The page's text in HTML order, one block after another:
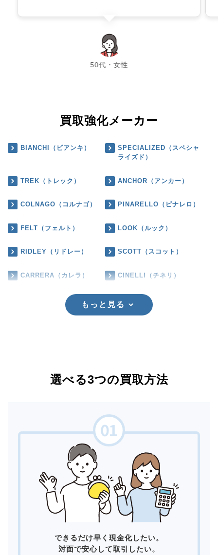
50代・女性
chevron_left chevron_right
買取強化メーカー
BIANCHI（ビアンキ）
SPECIALIZED（スペシャ
ライズド）
TREK（トレック） ANCHOR（アンカー）
COLNAGO（コルナゴ） PINARELLO（ピナレロ）
FELT（フェルト） LOOK（ルック）
RIDLEY（リドレー） SCOTT（スコット）
CARRERA（カレラ） CINELLI（チネリ）
もっと見る
選べる3つの買取方法
できるだけ早く現金化したい。
対面で安心して取引したい。